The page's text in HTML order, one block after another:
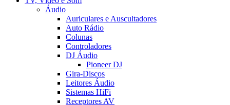
Áudio
Auriculares e Auscultadores
Auto Rádio
Colunas
Controladores
DJ Áudio
Pioneer DJ
Gira-Discos
Leitores Áudio
Sistemas HiFi
Receptores AV